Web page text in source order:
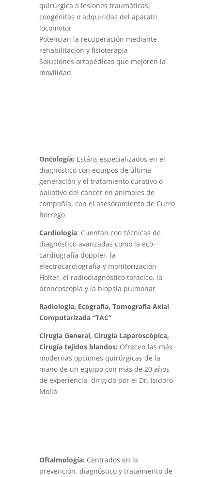
quirúrgica a lesiones traumáticas,
congénitas o adquiridas del aparato
locomotor
Potencian la recuperación mediante
rehabilitación y fisioterapia
Soluciones ortopédicas que mejoren la
movilidad
Oncología: Estáns especializados en el
diagnóstico con equipos de última
generación y el tratamiento curativo o
paliativo del cáncer en animales de
compañía, con el asesoramiento de Curro
Borrego
Cardiología: Cuentan con técnicas de
diagnóstico avanzadas como la eco-
cardiografía doppler, la
electrocardiografía y monitorización
Holter, el radiodiagnóstico torácico, la
broncoscopia y la biopsia pulmonar
Radiología, Ecografía, Tomografía Axial
Computarizada “TAC”
Cirugía General, Cirugía Laparoscópica,
Cirugía tejidos blandos: Ofrecen las más
modernas opciones quirúrgicas de la
mano de un equipo con más de 20 años
de experiencia, dirigido por el Dr. Isidoro
Mollá
Oftalmología: Centrados en la
prevención, diagnóstico y tratamiento de